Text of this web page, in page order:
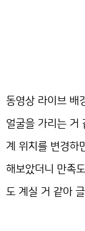
동영상 라이브 배
얼굴을 가리는 거
계 위치를 변경하
해보았더니 만족
도 계실 거 같아